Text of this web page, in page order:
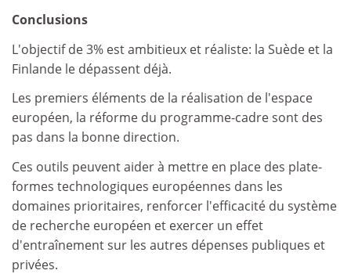
Conclusions
L'objectif de 3% est ambitieux et réaliste: la Suède et la
Finlande le dépassent déjà.
Les premiers éléments de la réalisation de l'espace
européen, la réforme du programme-cadre sont des
pas dans la bonne direction.
Ces outils peuvent aider à mettre en place des plate-
formes technologiques européennes dans les
domaines prioritaires, renforcer l'efficacité du système
de recherche européen et exercer un effet
d'entraînement sur les autres dépenses publiques et
privées.